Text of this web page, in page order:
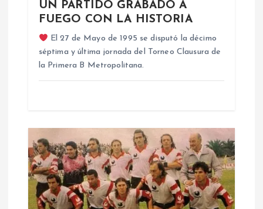
r
a
UN PARTIDO GRABADO A
FUEGO CON LA HISTORIA
El 27 de Mayo de 1995 se disputó la décimo
séptima y última jornada del Torneo Clausura de
la Primera B Metropolitana.